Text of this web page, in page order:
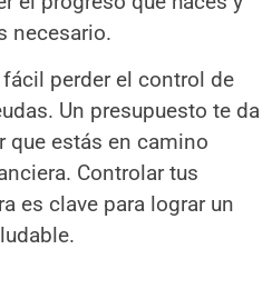
necesario.
perder el control de
Un presupuesto te da
que estás en camino
Controlar tus
es clave para lograr un